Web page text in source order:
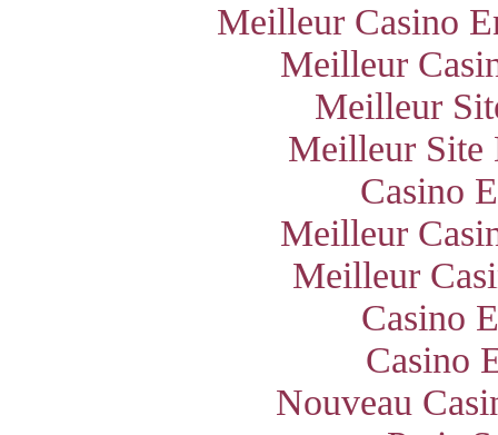
Meilleur Casino
Meilleur
Meilleur
Meilleur Site
Casino
Meilleur
Meilleur
Casino
Casino
Nouveau